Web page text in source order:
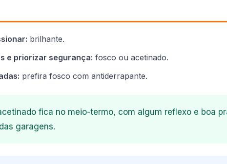
brilhante.
e priorizar segurança: fosco ou acetinado.
prefira fosco com antiderrapante.
fica no meio-termo, com algum reflexo e boa
garagens.